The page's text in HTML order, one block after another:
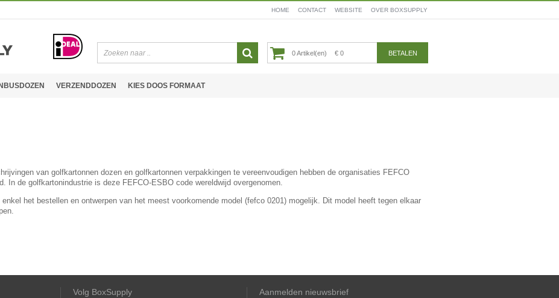
HOME CONTACT WEBSITE OVER BOXSUPPLY
0 Artikel(en) € 0 BETALEN
VERZENDDOZEN KIES DOOS FORMAAT
van golfkartonnen dozen en golfkartonnen verpakkingen te vereenvoudigen hebben de organisaties FEFCO
In de golfkartonindustrie is deze FEFCO-ESBO code wereldwijd overgenomen.
het bestellen en ontwerpen van het meest voorkomende model (fefco 0201) mogelijk. Dit model heeft tegen elkaar
Volg BoxSupply Aanmelden nieuwsbrief